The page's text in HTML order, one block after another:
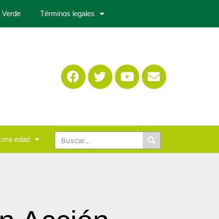
Términos legales
edad